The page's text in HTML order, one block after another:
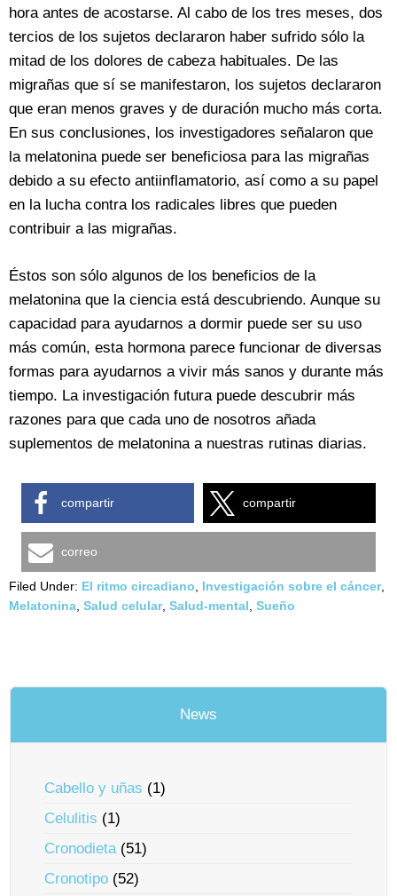
hora antes de acostarse. Al cabo de los tres meses, dos
tercios de los sujetos declararon haber sufrido sólo la
mitad de los dolores de cabeza habituales. De las
migrañas que sí se manifestaron, los sujetos declararon
que eran menos graves y de duración mucho más corta.
En sus conclusiones, los investigadores señalaron que
la melatonina puede ser beneficiosa para las migrañas
debido a su efecto antiinflamatorio, así como a su papel
en la lucha contra los radicales libres que pueden
contribuir a las migrañas.
Éstos son sólo algunos de los beneficios de la
melatonina que la ciencia está descubriendo. Aunque su
capacidad para ayudarnos a dormir puede ser su uso
más común, esta hormona parece funcionar de diversas
formas para ayudarnos a vivir más sanos y durante más
tiempo. La investigación futura puede descubrir más
razones para que cada uno de nosotros añada
suplementos de melatonina a nuestras rutinas diarias.
compartir compartir
correo
Filed Under: El ritmo circadiano Investigación sobre el cáncer,
Melatonina Salud celular, Salud-mental Sueño
News
Cabello y uñas (1)
Celulitis (1)
Cronodieta(51)
Cronotipo (52)